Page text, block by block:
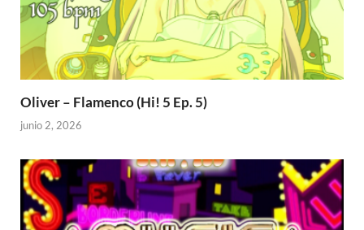
Oliver – Flamenco (Hi! 5 Ep. 5)
junio 2, 2026